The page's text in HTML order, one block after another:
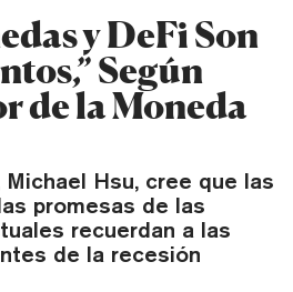
y DeFi Son
Según
de la Moneda
Hsu, cree que las
promesas de las
recuerdan a las
de la recesión